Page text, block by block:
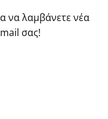
να λαμβάνετε νέα
σας!